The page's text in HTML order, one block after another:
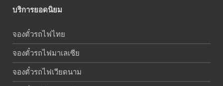
บริการยอดนิยม
จองตั๋วรถไฟไทย
จองตั๋วรถไฟมาเลเซีย
จองตั๋วรถไฟเวียดนาม